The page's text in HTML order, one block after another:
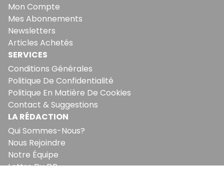
Mon Compte
Mes Abonnements
Newsletters
Articles Achetés
SERVICES
Conditions Générales
Politique De Confidentialité
Politique En Matière De Cookies
Contact & Suggestions
LA RÉDACTION
Qui Sommes-Nous?
Nous Rejoindre
Notre Équipe
Lettre Du DP